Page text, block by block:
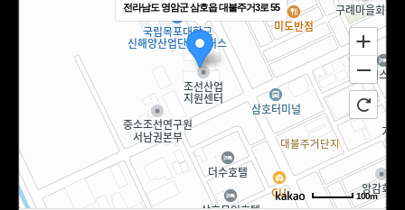
전라남도 영암군 삼호읍 대불주거3로 55
100m